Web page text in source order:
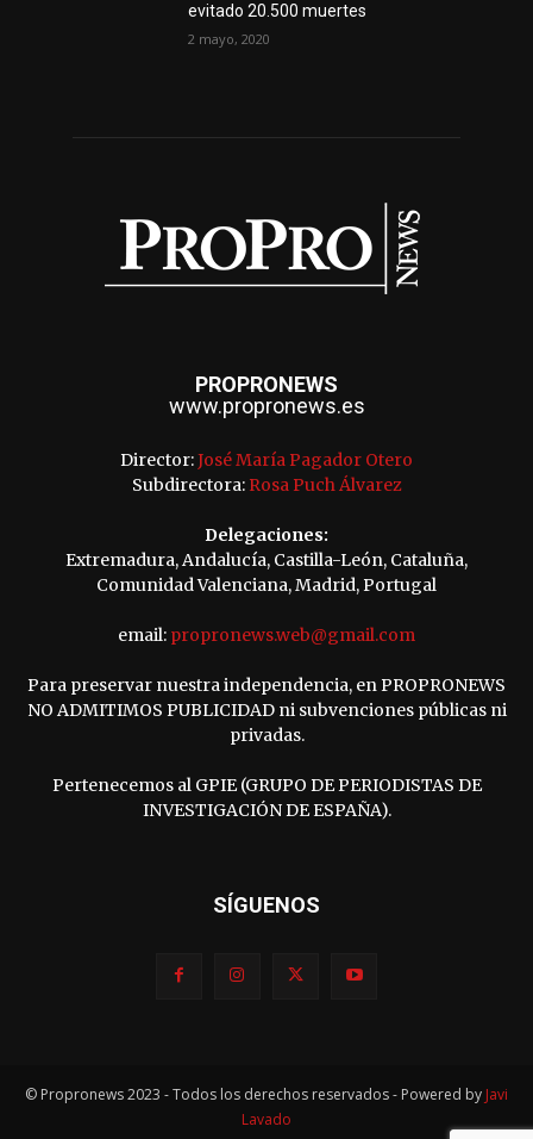
evitado 20.500 muertes
2 mayo, 2020
PROPRONEWS
www.propronews.es
Director:José María Pagador Otero
Subdirectora: Rosa Puch Álvarez
Delegaciones:
Extremadura, Andalucía, Castilla-León, Cataluña,
Comunidad Valenciana, Madrid, Portugal
email: propronews.web@gmail.com
Para preservar nuestra independencia, en PROPRONEWS
NO ADMITIMOS PUBLICIDAD ni subvenciones públicas ni
privadas.
Pertenecemos al GPIE (GRUPO DE PERIODISTAS DE
INVESTIGACIÓN DE ESPAÑA).
SÍGUENOS
© Propronews 2023 - Todos los derechos reservados - Powered by Javi
Lavado